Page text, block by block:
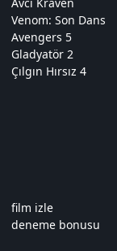
Avcı Kraven
Venom: Son Dans
Avengers 5
Gladyatör 2
Çılgın Hırsız 4
film izle
deneme bonusu